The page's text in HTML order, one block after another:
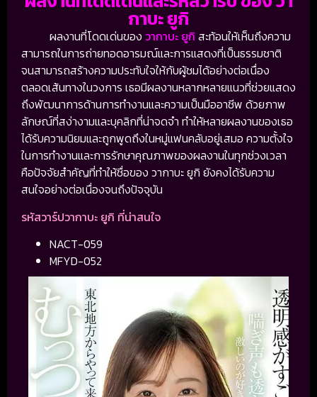
กาบะ ยูกิ
ผลงานที่โดดเด่นของ วากาบะ ยูกิ สะท้อนให้เห็นถึงความ
สามารถในการถ่ายทอดอารมณ์และการแสดงที่เป็นธรรมชาติ
จนสามารถสร้างความประทับใจให้กับผู้ชมได้อย่างต่อเนื่อง
ตลอดเส้นทางในวงการ เธอมีผลงานหลากหลายแนวที่ช่วยแสดง
ถึงพัฒนาการด้านการทำงานและความเป็นมืออาชีพ ด้วยภาพ
ลักษณ์ที่สง่างามและบุคลิกที่น่าจดจำ ทำให้หลายผลงานของเธอ
ได้รับความนิยมและถูกพูดถึงในหมู่แฟนคลับอยู่เสมอ ความตั้งใจ
ในการทำงานและการรักษาคุณภาพของผลงานในทุกช่วงเวลา
คือปัจจัยสำคัญที่ทำให้ชื่อของ วากาบะ ยูกิ ยังคงได้รับความ
สนใจอย่างต่อเนื่องจนถึงปัจจุบัน
รหัสวาร์ปวากาบะ ยูกิ ที่น่าสนใจ
NACT-059
MFYD-052